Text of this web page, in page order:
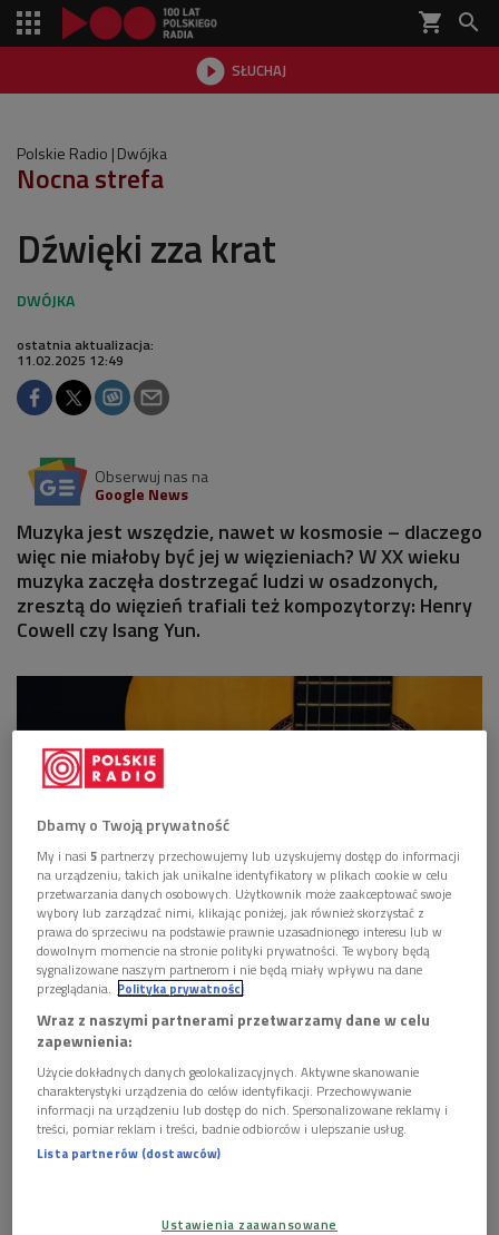
shopping_cart 
 SŁUCHAJ

Polskie Radio Dwójka
Nocna strefa
Dźwięki zza krat
ostatnia aktualizacja:
11.02.2025 12:49
Obserwuj nas na
Google News
Muzyka jest wszędzie, nawet w kosmosie – dlaczego
więc nie miałoby być jej w więzieniach? W XX wieku
muzyka zaczęła dostrzegać ludzi w osadzonych,
zresztą do więzień trafiali też kompozytorzy: Henry
Cowell czy Isang Yun.
W XX wieku muzyka zaczęła dostrzegać ludzi w osadzonych, do więzień trafiali
też kompozytorzy: Henry Cowell czy Isang Yun. Foto: Shutterstock/Bella
Marton
Inni artyści swoją zaangażowaną twórczością upominali się o
prawa więźniów – należą do nich Frederich Rzewski czy Annea
Lockwood, których utwory zabrzmiały w tej audycji.
POSŁUCHAJ
Dbamy o Twoją prywatność
My i nasi5 partnerzy przechowujemy lub uzyskujemy dostęp do informacji
na urządzeniu, takich jak unikalne identyfikatory w plikach cookie w celu
przetwarzania danych osobowych. Użytkownik może zaakceptować swoje
wybory lub zarządzać nimi, klikając poniżej, jak również skorzystać z
prawa do sprzeciwu na podstawie prawnie uzasadnionego interesu lub w
dowolnym momencie na stronie polityki prywatności. Te wybory będą
sygnalizowane naszym partnerom i nie będą miały wpływu na dane
przeglądania. Polityka prywatności
Wraz z naszymi partnerami przetwarzamy dane w celu
zapewnienia:
Użycie dokładnych danych geolokalizacyjnych. Aktywne skanowanie
charakterystyki urządzenia do celów identyfikacji. Przechowywanie
informacji na urządzeniu lub dostęp do nich. Spersonalizowane reklamy i
treści, pomiar reklam i treści, badnie odbiorców i ulepszanie usług.
Lista partnerów (dostawców)
Ustawienia zaawansowane